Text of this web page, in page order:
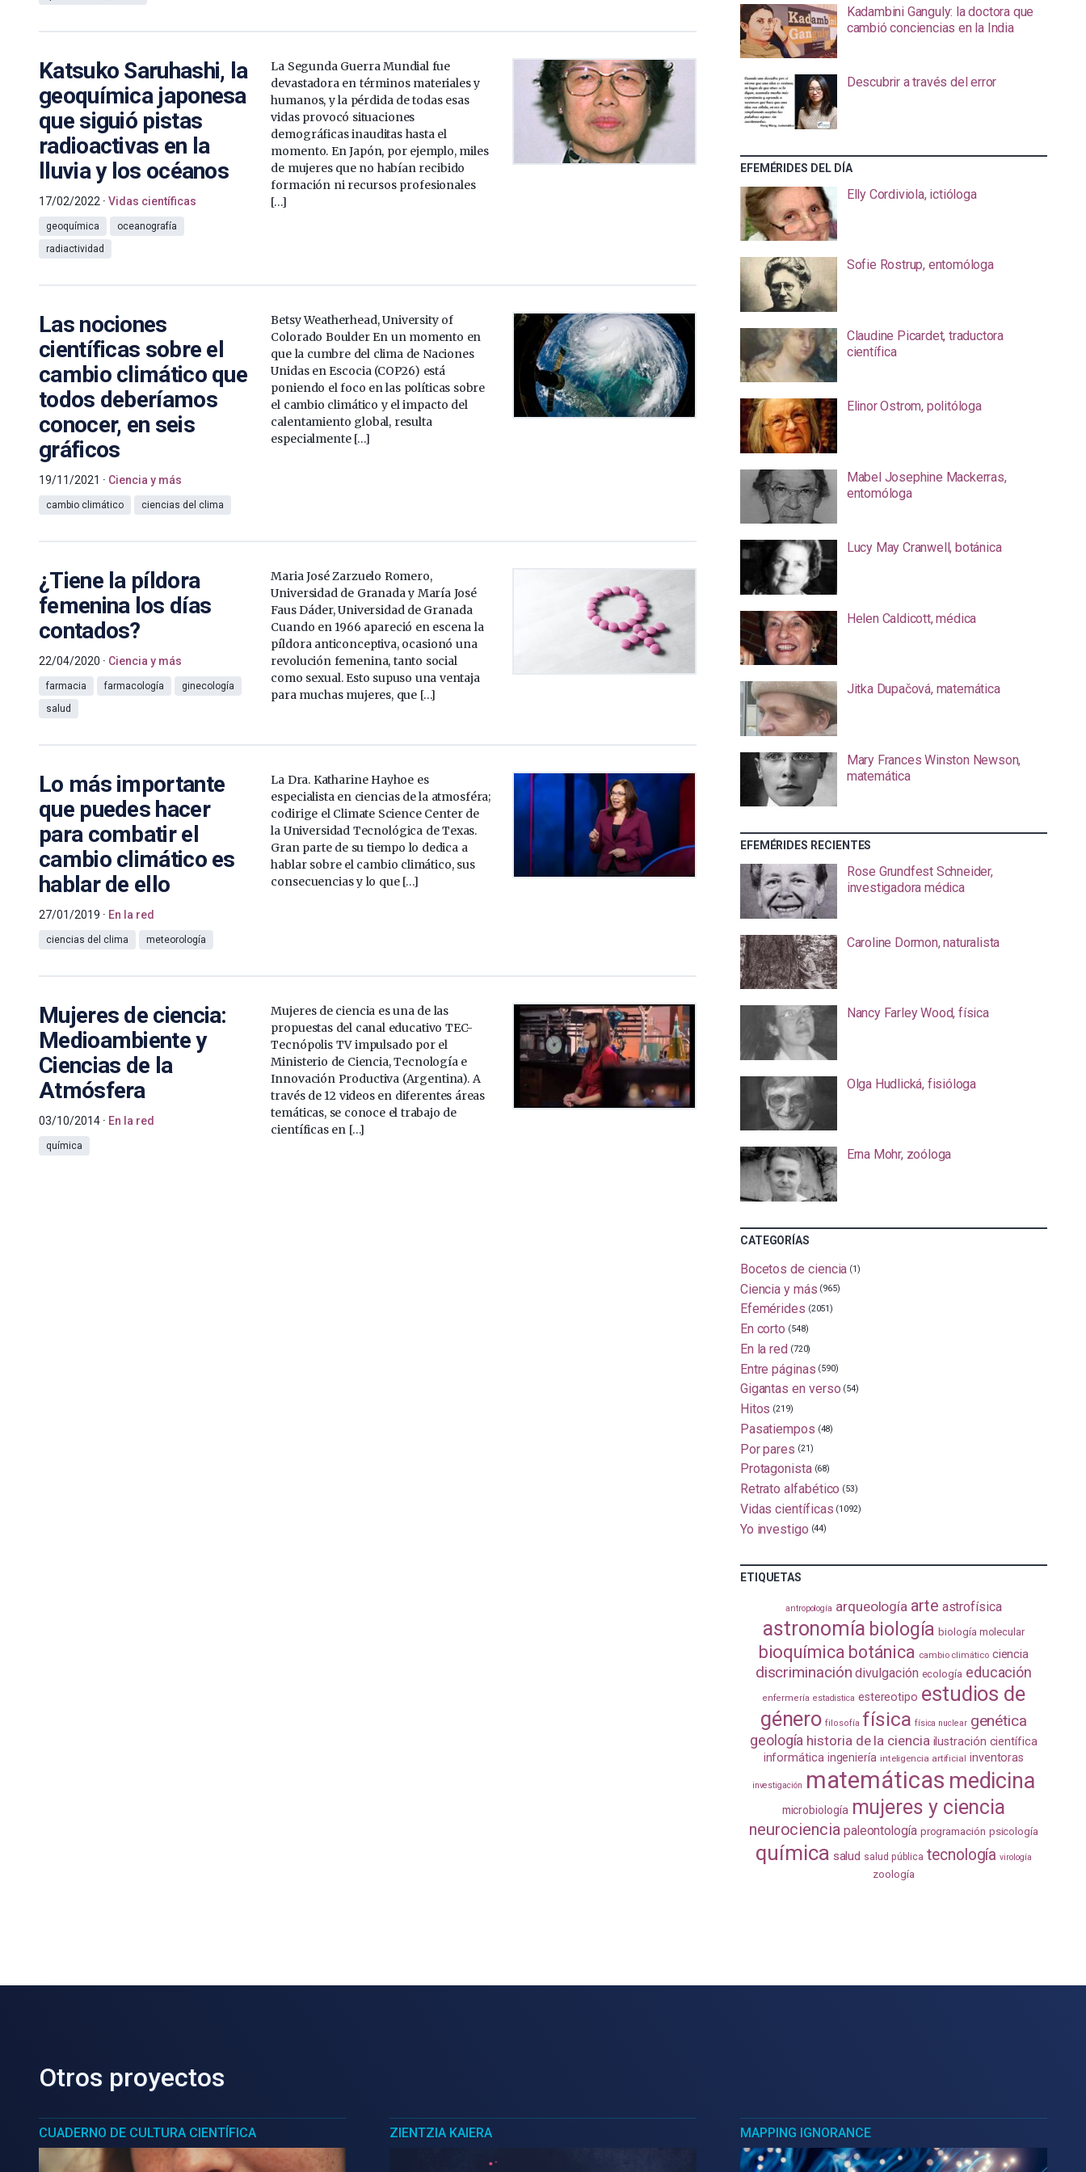
Katsuko Saruhashi, la
geoquímica japonesa
que siguió pistas
radioactivas en la
lluvia y los océanos
17/02/2022 Vidas científicas
geoquímica
oceanografía
radiactividad
La Segunda Guerra Mundial fue
devastadora en términos materiales y
humanos, y la pérdida de todas esas
vidas provocó situaciones
demográficas inauditas hasta el
momento. En Japón, por ejemplo, miles
de mujeres que no habían recibido
formación ni recursos profesionales
[…]
Las nociones
científicas sobre el
cambio climático que
todos deberíamos
conocer, en seis
gráficos
19/11/2021 Ciencia y más
cambio climático ciencias del clima
Betsy Weatherhead, University of
Colorado Boulder En un momento en
que la cumbre del clima de Naciones
Unidas en Escocia (COP26) está
poniendo el foco en las políticas sobre
el cambio climático y el impacto del
calentamiento global, resulta
especialmente […]
¿Tiene la píldora
femenina los días
contados?
22/04/2020 Ciencia y más
farmacia farmacología
ginecología
salud
Maria José Zarzuelo Romero,
Universidad de Granada y María José
Faus Dáder, Universidad de Granada
Cuando en 1966 apareció en escena la
píldora anticonceptiva, ocasionó una
revolución femenina, tanto social
como sexual. Esto supuso una ventaja
para muchas mujeres, que […]
Lo más importante
que puedes hacer
para combatir el
cambio climático es
hablar de ello
27/01/2019 En la red
ciencias del clima meteorología
La Dra. Katharine Hayhoe es
especialista en ciencias de la atmosféra;
codirige el Climate Science Center de
la Universidad Tecnológica de Texas.
Gran parte de su tiempo lo dedica a
hablar sobre el cambio climático, sus
consecuencias y lo que […]
Mujeres de ciencia:
Medioambiente y
Ciencias de la
Atmósfera
03/10/2014 En la red
química
Mujeres de ciencia es una de las
propuestas del canal educativo TEC-
Tecnópolis TV impulsado por el
Ministerio de Ciencia, Tecnología e
Innovación Productiva (Argentina). A
través de 12 videos en diferentes áreas
temáticas, se conoce el trabajo de
científicas en […]
Kadambini Ganguly: la doctora que
cambió conciencias en la India
Descubrir a través del error
EFEMÉRIDES DEL DÍA
Elly Cordiviola, ictióloga
Sofie Rostrup, entomóloga
Claudine Picardet, traductora
científica
Elinor Ostrom, politóloga
Mabel Josephine Mackerras,
entomóloga
Lucy May Cranwell, botánica
Helen Caldicott, médica
Jitka Dupačová, matemática
Mary Frances Winston Newson,
matemática
EFEMÉRIDES RECIENTES
Rose Grundfest Schneider,
investigadora médica
Caroline Dormon, naturalista
Nancy Farley Wood, física
Olga Hudlická, fisióloga
Erna Mohr, zoóloga
CATEGORÍAS
Bocetos de ciencia (1)
Ciencia y más (965)
Efemérides (2051)
En corto (548)
En la red (720)
Entre páginas (590)
Gigantas en verso (54)
Hitos (219)
Pasatiempos (48)
Por pares (21)
Protagonista (68)
Retrato alfabético (53)
Vidas científicas (1092)
Yo investigo (44)
ETIQUETAS
antropología arqueología arte astrofísica
astronomía biología biología molecular
bioquímica botánica cambio climático ciencia
discriminación divulgación ecología educación
enfermería estadistica estereotipo estudios de
género filosofía física física nuclear genética
geología historia de la ciencia ilustración científica
informática ingeniería inteligencia artificial inventoras
investigación matemáticas medicina
microbiología mujeres y ciencia
neurociencia paleontología programación psicología
química salud salud pública tecnología virología
zoología
Otros proyectos
CUADERNO DE CULTURA CIENTÍFICA ZIENTZIA KAIERA MAPPING IGNORANCE